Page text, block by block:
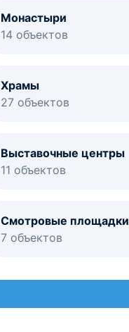
Монастыри
14 объектов
Храмы
27 объектов
Выставочные центры
11 объектов
Смотровые площадки
7 объектов